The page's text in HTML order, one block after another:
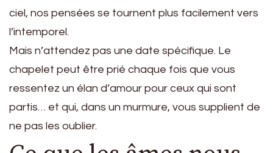
ciel, nos pensées se tournent plus facilement vers
l’intemporel.
Mais n’attendez pas une date spécifique. Le
chapelet peut être prié chaque fois que vous
ressentez un élan d’amour pour ceux qui sont
partis… et qui, dans un murmure, vous supplient de
ne pas les oublier.